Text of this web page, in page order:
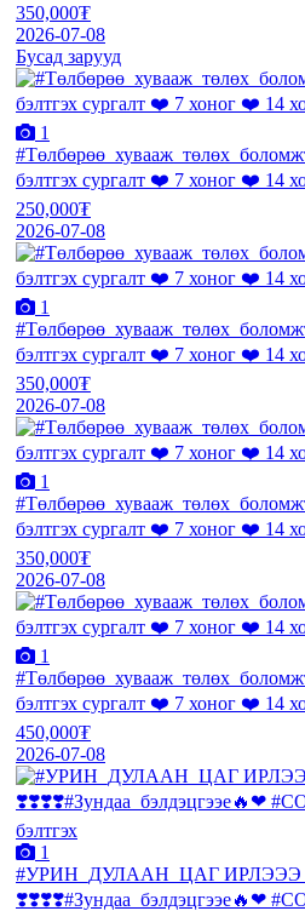
350,000₮
2026-07-08
Бусад зарууд
1
бэлтгэх сургалт ❤️ 7 хоног ❤️ 14
250,000₮
2026-07-08
1
бэлтгэх сургалт ❤️ 7 хоног ❤️ 14
350,000₮
2026-07-08
1
бэлтгэх сургалт ❤️ 7 хоног ❤️ 14
350,000₮
2026-07-08
1
бэлтгэх сургалт ❤️ 7 хоног ❤️ 14
450,000₮
2026-07-08
1
#УРИН_ДУЛААН_ЦАГ
❣️❣️❣️❣️#Зундаа_бэлдэцгээе🔥❤